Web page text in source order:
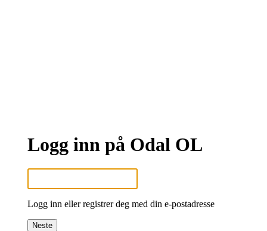
Logg inn på Odal OL
Logg inn eller registrer deg med din e-postadresse
Neste